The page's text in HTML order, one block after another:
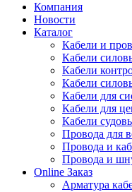
Компания
Новости
Каталог
Кабели и
Кабели
Кабели
Кабели
Кабели для
Кабели для
Кабели
Провода для
Провода и
Провода и
Online Заказ
Арматура